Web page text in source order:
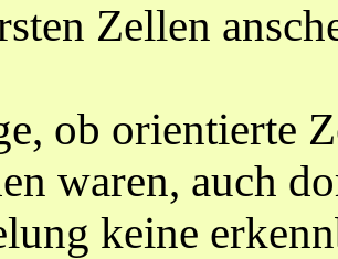
Zellen
ob orientierte
waren, auch
keine